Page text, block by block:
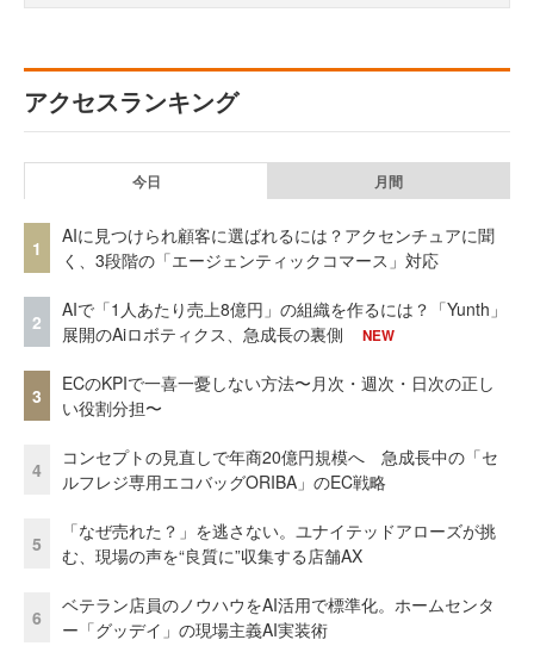
アクセスランキング
今日 月間
1
AIに見つけられ顧客に選ばれるには？アクセンチュアに聞
く、3段階の「エージェンティックコマース」対応
2
AIで「1人あたり売上8億円」の組織を作るには？「Yunth」
展開のAiロボティクス、急成長の裏側
NEW
3
ECのKPIで一喜一憂しない方法〜月次・週次・日次の正し
い役割分担〜
4
コンセプトの見直しで年商20億円規模へ 急成長中の「セ
ルフレジ専用エコバッグORIBA」のEC戦略
5
「なぜ売れた？」を逃さない。ユナイテッドアローズが挑
む、現場の声を“良質に”収集する店舗AX
6
ベテラン店員のノウハウをAI活用で標準化。ホームセンタ
ー「グッデイ」の現場主義AI実装術